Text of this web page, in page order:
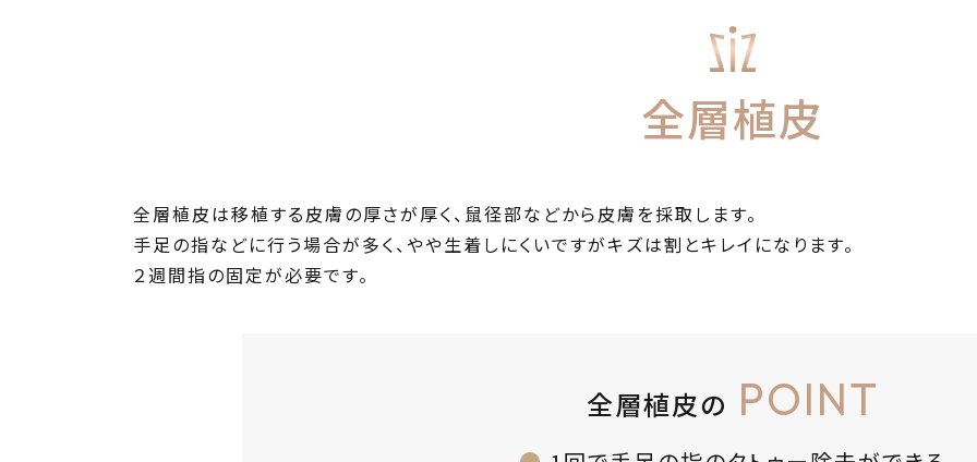
全層植皮
全層植皮は移植する皮膚の厚さが厚く、鼠径部などから皮膚を採取します。
手足の指などに行う場合が多く、やや生着しにくいですがキズは割とキレイになります。
２週間指の固定が必要です。
全層植皮の POINT